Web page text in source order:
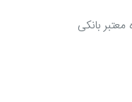
معتبر بانکی